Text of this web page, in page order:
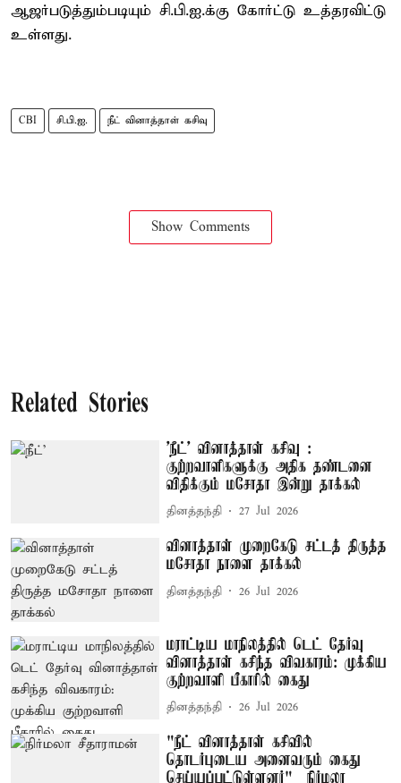
ஆஜர்படுத்தும்படியும் சி.பி.ஐ.க்கு கோர்ட்டு உத்தரவிட்டு
உள்ளது.
CBI சி.பி.ஐ. நீட் வினாத்தாள் கசிவு
Show Comments
Related Stories
'நீட்' வினாத்தாள் கசிவு :
குற்றவாளிகளுக்கு அதிக தண்டனை
விதிக்கும் மசோதா இன்று தாக்கல்
தினத்தந்தி 27 Jul 2026
வினாத்தாள் முறைகேடு சட்டத் திருத்த
மசோதா நாளை தாக்கல்
தினத்தந்தி 26 Jul 2026
மராட்டிய மாநிலத்தில் டெட் தேர்வு
வினாத்தாள் கசிந்த விவகாரம்: முக்கிய
குற்றவாளி பீகாரில் கைது
தினத்தந்தி 26 Jul 2026
"நீட் வினாத்தாள் கசிவில்
தொடர்புடைய அனைவரும் கைது
செய்யப்பட்டுள்ளனர்" – நிர்மலா